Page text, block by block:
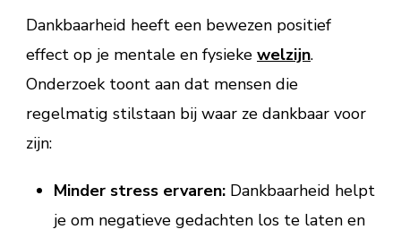
Dankbaarheid heeft een bewezen positief
effect op je mentale en fysieke welzijn.
Onderzoek toont aan dat mensen die
regelmatig stilstaan bij waar ze dankbaar voor
zijn:
Minder stress ervaren:Dankbaarheid helpt
je om negatieve gedachten los te laten en